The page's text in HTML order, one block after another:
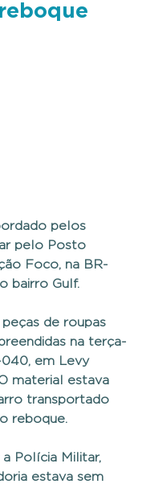
pelos
pelo Posto
Foco, na BR-
bairro Gulf.
de roupas
na terça-
040, em Levy
material estava
transportado
reboque.
Polícia Militar,
estava sem